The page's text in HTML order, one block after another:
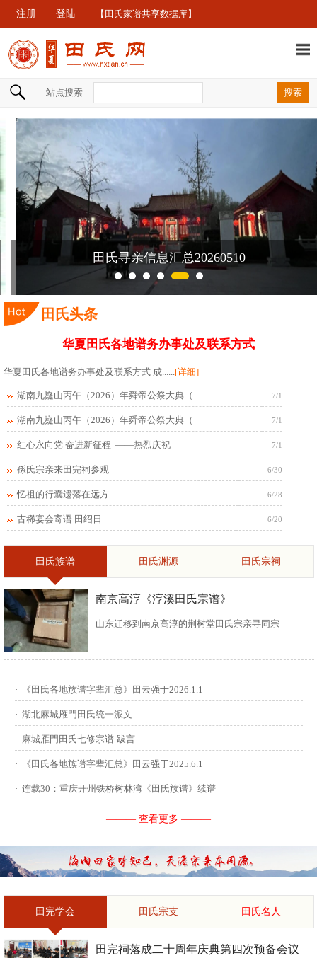
注册 登陆 【田氏家谱共享数据库】
站点搜索
田氏寻亲信息汇总20260510
田氏头条
华夏田氏各地谱务办事处及联系方式
华夏田氏各地谱务办事处及联系方式 成......[详细]
湖南九嶷山丙午（2026）年舜帝公祭大典（ 7/1
湖南九嶷山丙午（2026）年舜帝公祭大典（ 7/1
红心永向党 奋进新征程 ——热烈庆祝 7/1
孫氏宗亲来田完祠参观 6/30
忆祖的行囊遗落在远方 6/28
古稀宴会寄语 田绍日 6/20
田氏族谱 田氏渊源 田氏宗祠
南京高淳《淳溪田氏宗谱》
山东迁移到南京高淳的荆树堂田氏宗亲寻同宗
· 《田氏各地族谱字辈汇总》田云强于2026.1.1
· 湖北麻城雁門田氏统一派文
· 麻城雁門田氏七修宗谱·跋言
· 《田氏各地族谱字辈汇总》田云强于2025.6.1
· 连载30：重庆开州铁桥树林湾《田氏族谱》续谱
——— 查看更多 ———
田完学会 田氏宗支 田氏名人
田完祠落成二十周年庆典第四次预备会议